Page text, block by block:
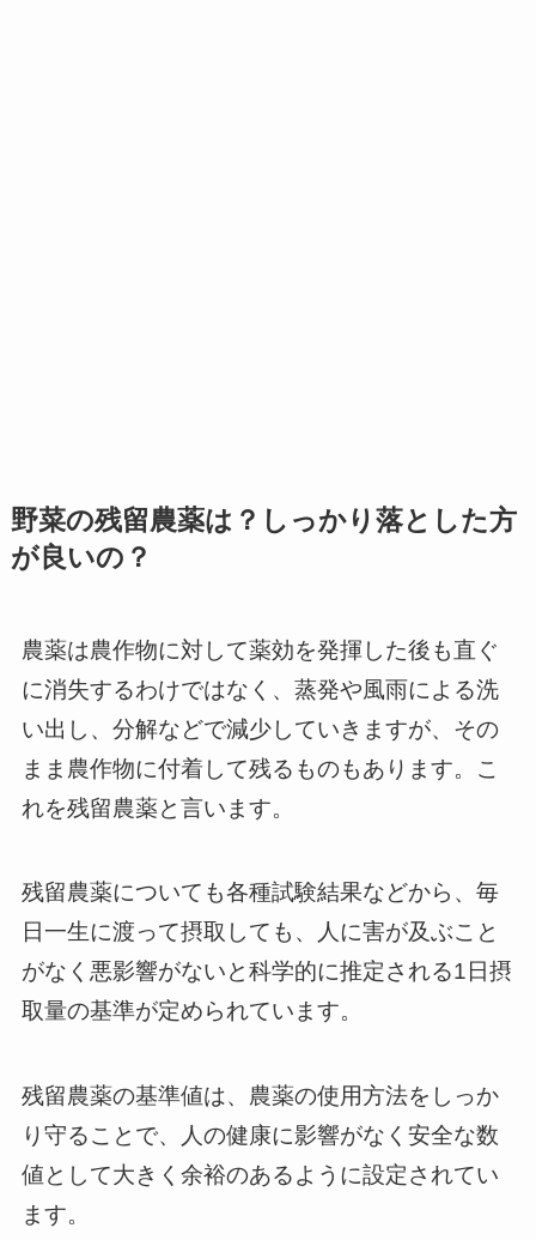
野菜の残留農薬は？しっかり落とした方
が良いの？
農薬は農作物に対して薬効を発揮した後も直ぐ
に消失するわけではなく、蒸発や風雨による洗
い出し、分解などで減少していきますが、その
まま農作物に付着して残るものもあります。こ
れを残留農薬と言います。
残留農薬についても各種試験結果などから、毎
日一生に渡って摂取しても、人に害が及ぶこと
がなく悪影響がないと科学的に推定される1日摂
取量の基準が定められています。
残留農薬の基準値は、農薬の使用方法をしっか
り守ることで、人の健康に影響がなく安全な数
値として大きく余裕のあるように設定されてい
ます。